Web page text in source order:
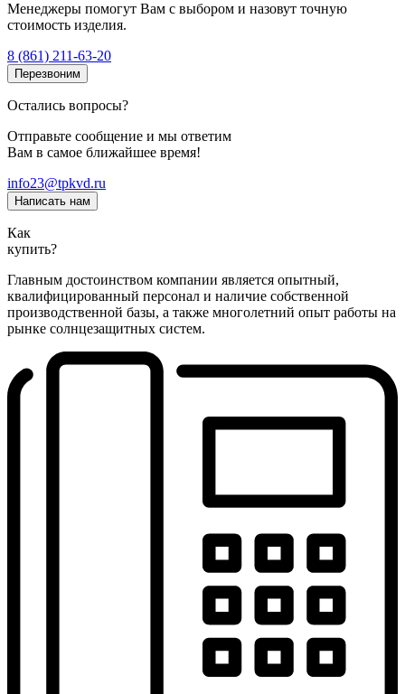
Менеджеры помогут Вам с выбором и назовут точную
стоимость изделия.
8 (861) 211-63-20
Перезвоним
Остались вопросы?
Отправьте сообщение и мы ответим
Вам в самое ближайшее время!
info23@tpkvd.ru
Написать нам
Как
купить?
Главным достоинством компании является опытный,
квалифицированный персонал и наличие собственной
производственной базы, а также многолетний опыт работы на
рынке солнцезащитных систем.